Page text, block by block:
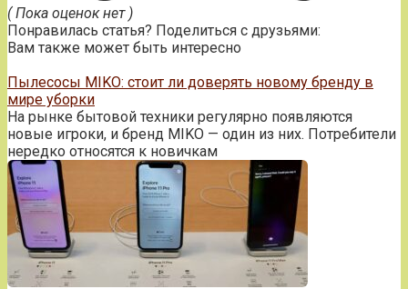
( Пока оценок нет )
Понравилась статья? Поделиться с друзьями:
Вам также может быть интересно
Пылесосы MIKO: стоит ли доверять новому бренду в
мире уборки
На рынке бытовой техники регулярно появляются
новые игроки, и бренд MIKO — один из них. Потребители
нередко относятся к новичкам